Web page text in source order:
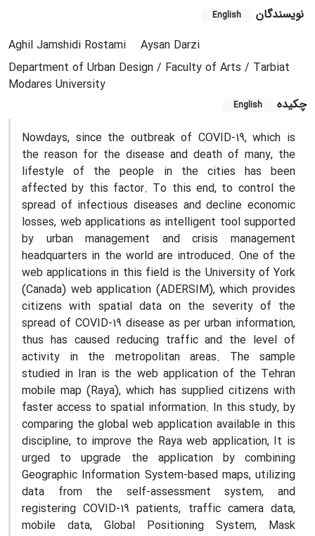
نویسندگان English
Aghil Jamshidi Rostami
Aysan Darzi
Department of Urban Design / Faculty of Arts / Tarbiat
Modares University
چکیده
English
Nowdays, since the outbreak of COVID-19, which is
the reason for the disease and death of many, the
lifestyle of the people in the cities has been
affected by this factor. To this end, to control the
spread of infectious diseases and decline economic
losses, web applications as intelligent tool supported
by urban management and crisis management
headquarters in the world are introduced. One of the
web applications in this field is the University of York
(Canada) web application (ADERSIM), which provides
citizens with spatial data on the severity of the
spread of COVID-19 disease as per urban information,
thus has caused reducing traffic and the level of
activity in the metropolitan areas. The sample
studied in Iran is the web application of the Tehran
mobile map (Raya), which has supplied citizens with
faster access to spatial information. In this study, by
comparing the global web application available in this
discipline, to improve the Raya web application, It is
urged to upgrade the application by combining
Geographic Information System-based maps, utilizing
data from the self-assessment system, and
registering COVID-19 patients, traffic camera data,
mobile data, Global Positioning System, Mask